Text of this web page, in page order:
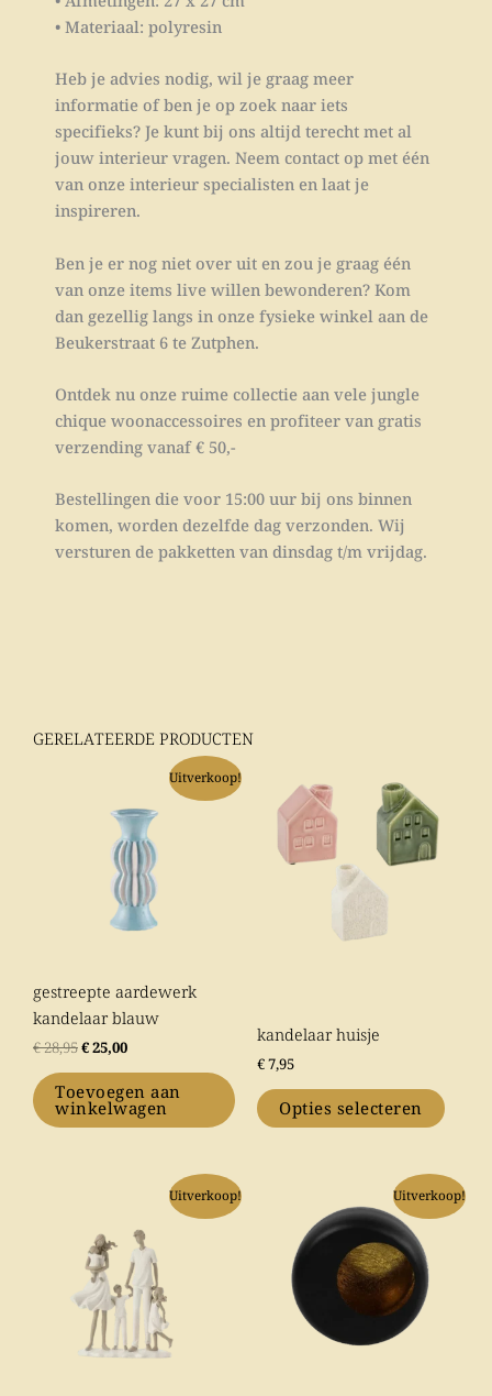
• Materiaal: polyresin
Heb je advies nodig, wil je graag meer
informatie of ben je op zoek naar iets
specifieks? Je kunt bij ons altijd terecht met al
jouw interieur vragen. Neem contact op met één
van onze interieur specialisten en laat je
inspireren.
Ben je er nog niet over uit en zou je graag één
van onze items live willen bewonderen? Kom
dan gezellig langs in onze fysieke winkel aan de
Beukerstraat 6 te Zutphen.
Ontdek nu onze ruime collectie aan vele jungle
chique woonaccessoires en profiteer van gratis
verzending vanaf € 50,-
Bestellingen die voor 15:00 uur bij ons binnen
komen, worden dezelfde dag verzonden. Wij
versturen de pakketten van dinsdag t/m vrijdag.
GERELATEERDE PRODUCTEN
Uitverkoop!
gestreepte aardewerk
kandelaar blauw
€28,95
Oorspronkelijke
€ 28,95.
€25,00
Huidige
is:
€ 25,00.
Toevoegen aan
winkelwagen
kandelaar huisje
€7,95
Opties selecteren
product
heeft
meerdere
op
de
productpagina
Uitverkoop!
Oorspronkelijke
€ 34,00.
Huidige
is:
€ 30,00.
Uitverkoop!
Oorspronkelijke
was:
€ 74,95.
Huidige
prijs
is:
€ 45,00.